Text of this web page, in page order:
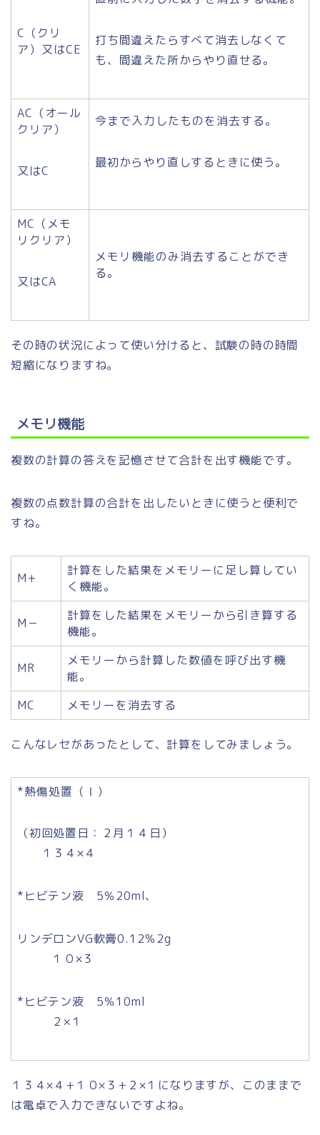
C（クリ
ア）又はCE
打ち間違えたらすべて消去しなくて
も、間違えた所からやり直せる。
AC（オール
クリア）
又はC
今まで入力したものを消去する。
最初からやり直しするときに使う。
MC（メモ
リクリア）
又はCA
メモリ機能のみ消去することができ
る。
その時の状況によって使い分けると、試験の時の時間
短縮になりますね。
メモリ機能
複数の計算の答えを記憶させて合計を出す機能です。
複数の点数計算の合計を出したいときに使うと便利で
すね。
M+
計算をした結果をメモリーに足し算してい
く機能。
M－
計算をした結果をメモリーから引き算する
機能。
MR
メモリーから計算した数値を呼び出す機
能。
MC
メモリーを消去する
こんなレセがあったとして、計算をしてみましょう。
*熱傷処置（Ⅰ）
（初回処置日：２月１４日）
１３４×４
*ヒビテン液 5％20ml、
リンデロンVG軟膏0.12％2g
１０×３
*ヒビテン液 5％10ml
２×１
１３４×４+１０×３+２×１になりますが、このままで
は電卓で入力できないですよね。